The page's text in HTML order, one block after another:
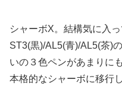
シャーボX。結構気に入っ
ST3(黒)/AL5(青)/AL5(茶)
いの３色ペンがあまりに
本格的なシャーボに移行